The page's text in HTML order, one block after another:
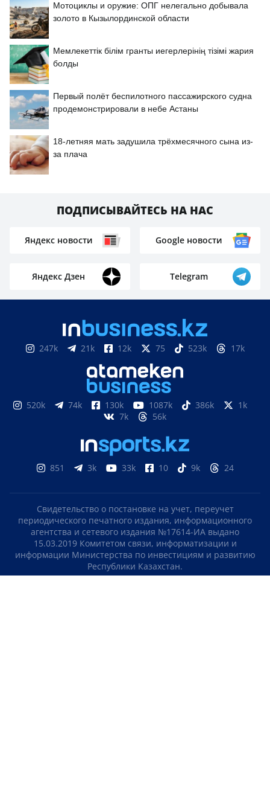
Мотоциклы и оружие: ОПГ нелегально добывала
золото в Кызылординской области
Мемлекеттік білім гранты иегерлерінің тізімі жария
болды
Первый полёт беспилотного пассажирского судна
продемонстрировали в небе Астаны
18-летняя мать задушила трёхмесячного сына из-
за плача
ПОДПИСЫВАЙТЕСЬ НА НАС
Яндекс новости Google новости
Яндекс Дзен Telegram
247k 21k 12k 75 523k 17k
520k 74k 130k 1087k 386k
1k
7k
56k
851 3k 33k 10 9k 24
Свидетельство о постановке на учет, переучет
периодического печатного издания, информационного
агентства и сетевого издания №17614-ИА выдано
15.03.2019 Комитетом связи, информатизации и
информации Министерства по инвестициям и развитию
Республики Казахстан.